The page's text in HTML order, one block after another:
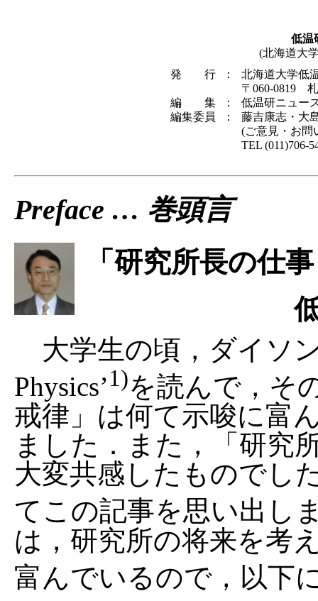
低温
(北海道大
発 行
：
北海道大学低
〒060-0819
編 集
：
低温研ニュー
編集委員
：
藤吉康志・大
(ご意見・お問
TEL (011)706-
Preface … 巻頭言
「研究所長の仕
大学生の頃，ダイソ
Physics’1)を読んで，そ
戒律」は何て示唆に富
ました．また，「研究
大変共感したものでし
てこの記事を思い出し
は，研究所の将来を考
富んでいるので，以下